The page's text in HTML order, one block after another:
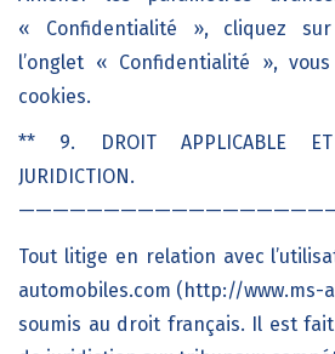
« Confidentialité », cliquez
l’onglet « Confidentialité »,
cookies.
** 9. DROIT APPLICABLE ET
JURIDICTION.
Tout litige en relation avec
automobiles.com (http://www.ms-
soumis au droit français. Il est